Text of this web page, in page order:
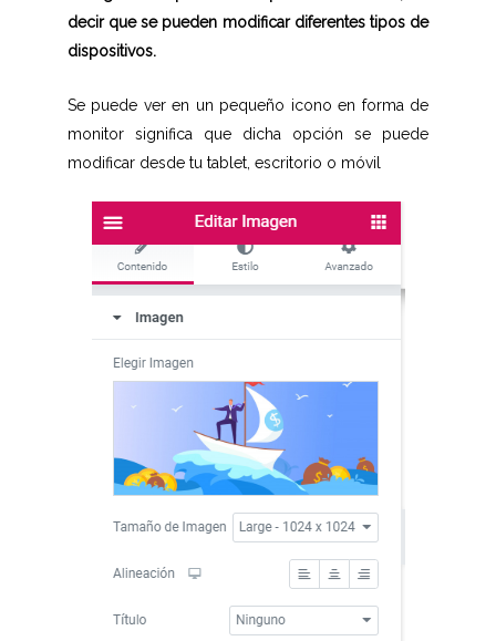
decir que se pueden modificar diferentes tipos de
dispositivos.
Se puede ver en un pequeño icono en forma de
monitor significa que dicha opción se puede
modificar desde tu tablet, escritorio o móvil